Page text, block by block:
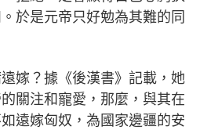
於是元帝只好勉為其難的同
嫁？據《後漢書》記載，她
關注和寵愛，那麼，與其在
遠嫁匈奴，為國家邊疆的安